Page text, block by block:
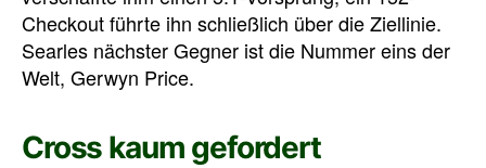
Checkout führte ihn schließlich über die Ziellinie.
Searles nächster Gegner ist die Nummer eins der
Welt, Gerwyn Price.
Cross kaum gefordert